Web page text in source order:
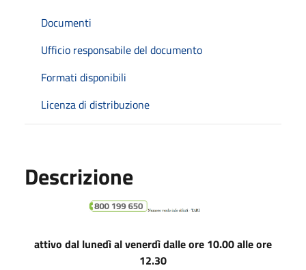
Documenti
Ufficio responsabile del documento
Formati disponibili
Licenza di distribuzione
Descrizione
attivo dal lunedì al venerdì dalle ore 10.00 alle ore
12.30